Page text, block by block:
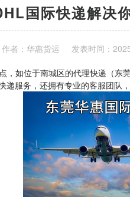
国际快递解决
作者：华惠货运 发表时间：
，如位于南城区的代理快递（东
服务，还拥有专业的客服团队